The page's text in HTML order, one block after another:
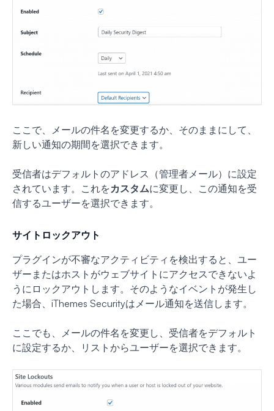
ここで、メールの件名を変更するか、そのままにして、
新しい通知の期間を選択できます。
受信者はデフォルトのアドレス（管理者メール）に設定
されています。これをカスタムに変更し、この通知を受
信するユーザーを選択できます。
サイトロックアウト
プラグインが不審なアクティビティを検出すると、ユー
ザーまたはホストがウェブサイトにアクセスできないよ
うにロックアウトします。そのようなイベントが発生し
た場合、iThemes Securityはメール通知を送信します。
ここでも、メールの件名を変更し、受信者をデフォルト
に設定するか、リストからユーザーを選択できます。